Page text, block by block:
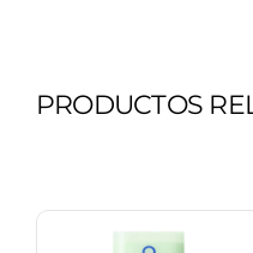
PRODUCTOS